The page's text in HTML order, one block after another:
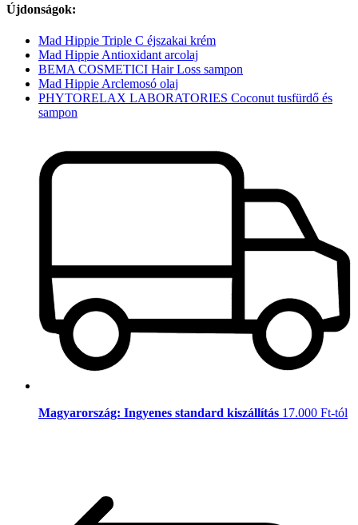
Újdonságok:
Mad Hippie Triple C éjszakai krém
Mad Hippie Antioxidant arcolaj
BEMA COSMETICI Hair Loss sampon
Mad Hippie Arclemosó olaj
PHYTORELAX LABORATORIES Coconut tusfürdő és
sampon
Magyarország: Ingyenes standard kiszállítás 17.000 Ft-tól